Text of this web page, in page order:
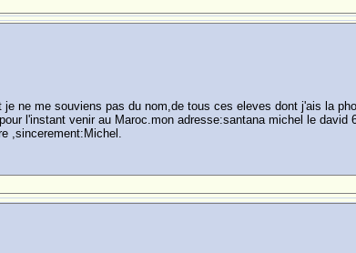
ne me souviens pas du nom,de tous ces eleves dont j'ais la
l'instant venir au Maroc.mon adresse:santana michel le david
,sincerement:Michel.